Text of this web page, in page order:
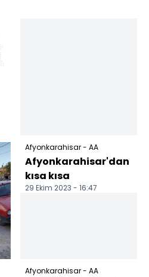
Afyonkarahisar - AA
Afyonkarahisar'dan
kısa kısa
29 Ekim 2023 - 16:47
Afyonkarahisar - AA